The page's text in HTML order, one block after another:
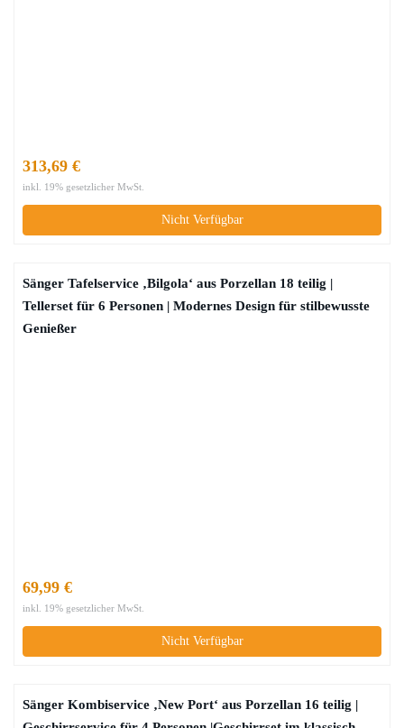
313,69 €
inkl. 19% gesetzlicher MwSt.
Nicht Verfügbar
Sänger Tafelservice ‚Bilgola‘ aus Porzellan 18 teilig |
Tellerset für 6 Personen | Modernes Design für stilbewusste
Genießer
69,99 €
inkl. 19% gesetzlicher MwSt.
Nicht Verfügbar
Sänger Kombiservice ‚New Port‘ aus Porzellan 16 teilig |